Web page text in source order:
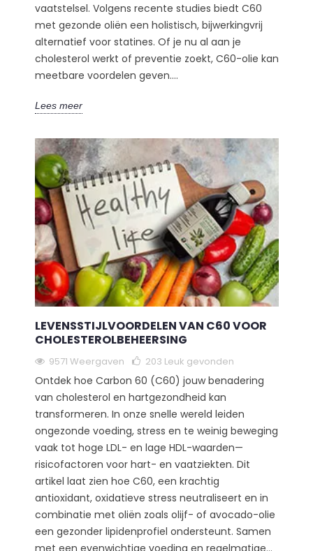
vaatstelsel. Volgens recente studies biedt C60
met gezonde oliën een holistisch, bijwerkingvrij
alternatief voor statines. Of je nu al aan je
cholesterol werkt of preventie zoekt, C60-olie kan
meetbare voordelen geven....
Lees meer
LEVENSSTIJLVOORDELEN VAN C60 VOOR
CHOLESTEROLBEHEERSING
9571 Weergaven 203 Leuk gevonden
Ontdek hoe Carbon 60 (C60) jouw benadering
van cholesterol en hartgezondheid kan
transformeren. In onze snelle wereld leiden
ongezonde voeding, stress en te weinig beweging
vaak tot hoge LDL- en lage HDL-waarden—
risicofactoren voor hart- en vaatziekten. Dit
artikel laat zien hoe C60, een krachtig
antioxidant, oxidatieve stress neutraliseert en in
combinatie met oliën zoals olijf- of avocado-olie
een gezonder lipidenprofiel ondersteunt. Samen